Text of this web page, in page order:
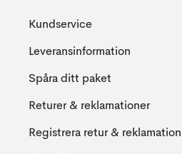
Kundservice
Leveransinformation
Spåra ditt paket
Returer & reklamationer
Registrera retur & reklamation